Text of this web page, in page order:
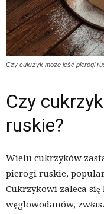
Czy cukrzyk może jeść pierogi
Czy
ruskie?
Wielu cukrzyków
pierogi ruskie,
Cukrzykowi zaleca
węglowodanów,